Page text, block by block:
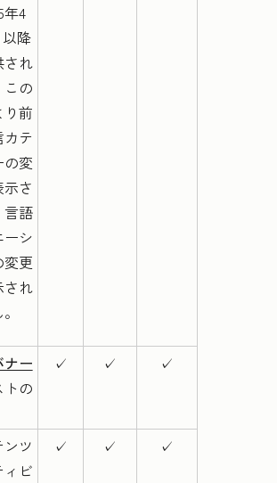
年4
以降
され
この
り前
カテ
の変
さ
言語
ーシ
変更
され
ナー
トの
✓ ✓ ✓
ンツ
ィビ
✓ ✓ ✓